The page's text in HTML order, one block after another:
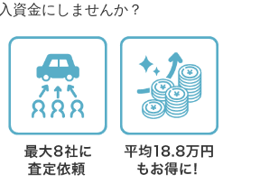
資金にしませんか？